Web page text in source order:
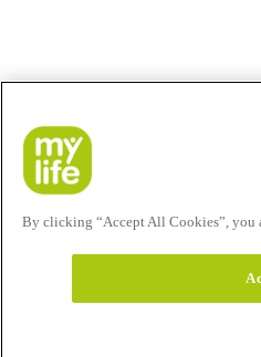
By clicking “Accept All Cookies”, you